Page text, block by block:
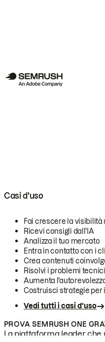
Casi d'uso
Fai crescere la
Ricevi consigli dall'IA
Analizza il tuo mercato
Entra in contatto con i
Crea contenuti
Risolvi i problemi
Aumenta
Costruisci strategie per
Vedi tutti i casi d'uso
PROVA SEMRUSH ONE
La piattaforma leader che